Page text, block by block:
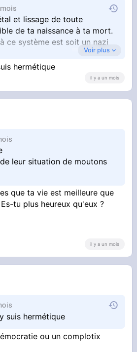
et lissage de toute
de ta naissance à ta mort.
ce système est soit un nazi
pour la société
Voir plus
hermétique
il y a un mois
leur situation de moutons
que ta vie est meilleure que
tu plus heureux qu'eux ?
il y a un mois
suis hermétique
ou un complotix